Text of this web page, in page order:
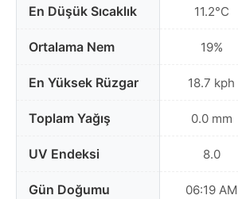
En Düşük Sıcaklık
Ortalama Nem
En Yüksek Rüzgar
Toplam Yağış
UV Endeksi
Gün Doğumu
11.2°C
19%
18.7 kph
0.0 mm
8.0
06:19 AM